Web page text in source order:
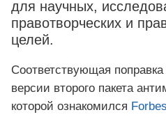
для научных,
правотворческих и
целей.
Соответствующая
версии второго пакета
которой ознакомился Forbes